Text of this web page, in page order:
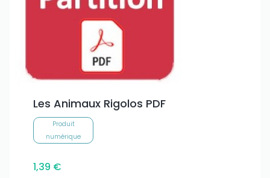
Les Animaux Rigolos PDF
Produit
numérique
1,39 €